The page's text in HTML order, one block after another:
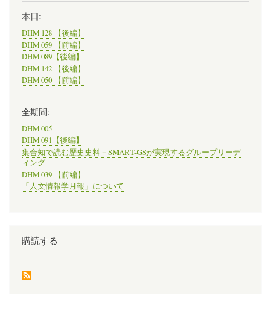
本日:
DHM 128 【後編】
DHM 059 【前編】
DHM 089【後編】
DHM 142 【後編】
DHM 050 【前編】
全期間:
DHM 005
DHM 091【後編】
集合知で読む歴史史料－SMART-GSが実現するグループリーデ
ィング
DHM 039 【前編】
「人文情報学月報」について
購読する